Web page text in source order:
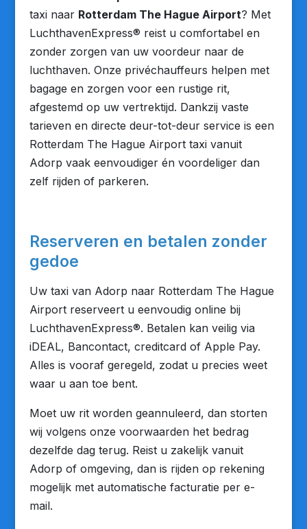
taxi naar Rotterdam The Hague Airport? Met
LuchthavenExpress® reist u comfortabel en
zonder zorgen van uw voordeur naar de
luchthaven. Onze privéchauffeurs helpen met
bagage en zorgen voor een rustige rit,
afgestemd op uw vertrektijd. Dankzij vaste
tarieven en directe deur-tot-deur service is een
Rotterdam The Hague Airport taxi vanuit
Adorp vaak eenvoudiger én voordeliger dan
zelf rijden of parkeren.
Reserveren en betalen zonder
gedoe
Uw taxi van Adorp naar Rotterdam The Hague
Airport reserveert u eenvoudig online bij
LuchthavenExpress®. Betalen kan veilig via
iDEAL, Bancontact, creditcard of Apple Pay.
Alles is vooraf geregeld, zodat u precies weet
waar u aan toe bent.
Moet uw rit worden geannuleerd, dan storten
wij volgens onze voorwaarden het bedrag
dezelfde dag terug. Reist u zakelijk vanuit
Adorp of omgeving, dan is rijden op rekening
mogelijk met automatische facturatie per e-
mail.